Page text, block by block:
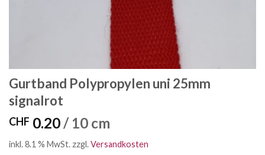
Gurtband Polypropylen uni 25mm
signalrot
CHF 0.20/ 10 cm
inkl. 8.1 % MwSt. zzgl.Versandkosten